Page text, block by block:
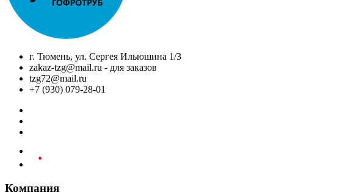
г. Тюмень, ул. Сергея Ильюшина 1/3
zakaz-tzg@mail.ru - для заказов
tzg72@mail.ru
+7 (930) 079-28-01
Компания